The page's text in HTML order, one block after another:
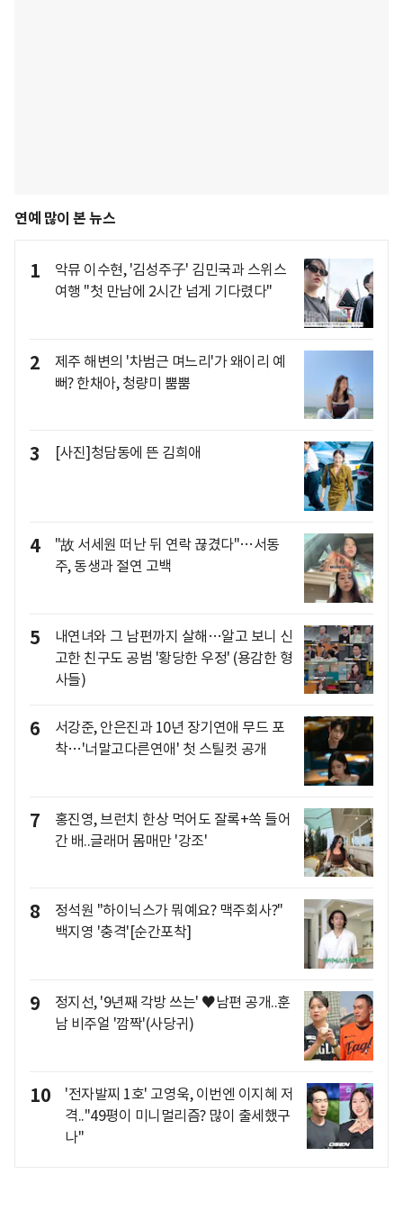
연예 많이 본 뉴스
1
악뮤 이수현, '김성주子' 김민국과 스위스
여행 "첫 만남에 2시간 넘게 기다렸다"
2
제주 해변의 '차범근 며느리'가 왜이리 예
뻐? 한채아, 청량미 뿜뿜
3 [사진]청담동에 뜬 김희애
4
"故 서세원 떠난 뒤 연락 끊겼다"…서동
주, 동생과 절연 고백
5
내연녀와 그 남편까지 살해…알고 보니 신
고한 친구도 공범 '황당한 우정' (용감한 형
사들)
6
서강준, 안은진과 10년 장기연애 무드 포
착…'너말고다른연애' 첫 스틸컷 공개
7
홍진영, 브런치 한상 먹어도 잘록+쏙 들어
간 배..글래머 몸매만 '강조'
8
정석원 "하이닉스가 뭐예요? 맥주회사?"
백지영 '충격'[순간포착]
9
정지선, '9년째 각방 쓰는' ♥남편 공개..훈
남 비주얼 '깜짝'(사당귀)
10
'전자발찌 1호' 고영욱, 이번엔 이지혜 저
격.."49평이 미니멀리즘? 많이 출세했구
나"